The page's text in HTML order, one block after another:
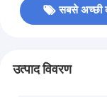
सबसे अच्छी
उत्पाद विवरण